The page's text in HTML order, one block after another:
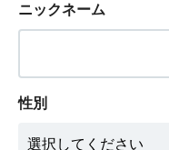
ニックネーム
性別